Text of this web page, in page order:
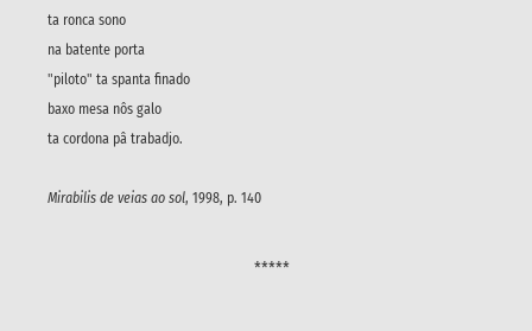
ta ronca sono
na batente porta
"piloto" ta spanta finado
baxo mesa nôs galo
ta cordona pâ trabadjo.
Mirabilis de veias ao sol, 1998, p. 140
*****